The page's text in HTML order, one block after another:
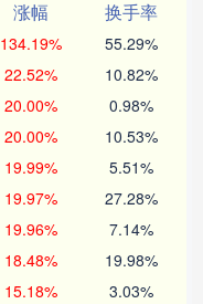
涨幅
换手率
134.19% 55.29%
22.52% 10.82%
20.00% 0.98%
20.00% 10.53%
19.99% 5.51%
19.97% 27.28%
19.96% 7.14%
18.48% 19.98%
15.18% 3.03%